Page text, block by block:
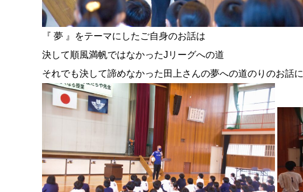
『 夢 』をテーマにしたご自身のお話は
決して順風満帆ではなかったJリーグへの道
それでも決して諦めなかった田上さんの夢への道のりのお話に